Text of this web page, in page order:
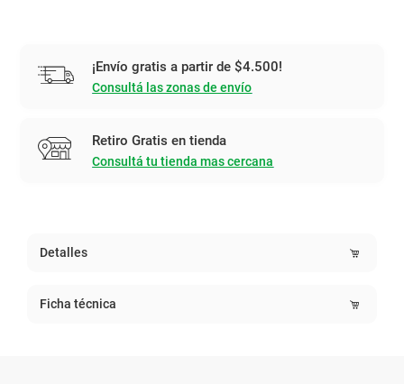
¡Envío gratis a partir de $4.500!
Consultá las zonas de envío
Retiro Gratis en tienda
Consultá tu tienda mas cercana
Detalles
Ficha técnica